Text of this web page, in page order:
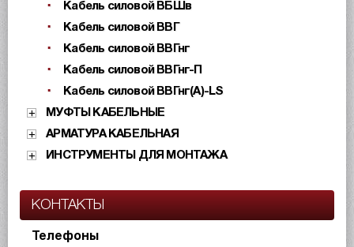
Кабель силовой ВБШв
Кабель силовой ВВГ
Кабель силовой ВВГнг
Кабель силовой ВВГнг-П
Кабель силовой ВВГнг(А)-LS
МУФТЫ КАБЕЛЬНЫЕ
АРМАТУРА КАБЕЛЬНАЯ
ИНСТРУМЕНТЫ ДЛЯ МОНТАЖА
КОНТАКТЫ
Телефоны